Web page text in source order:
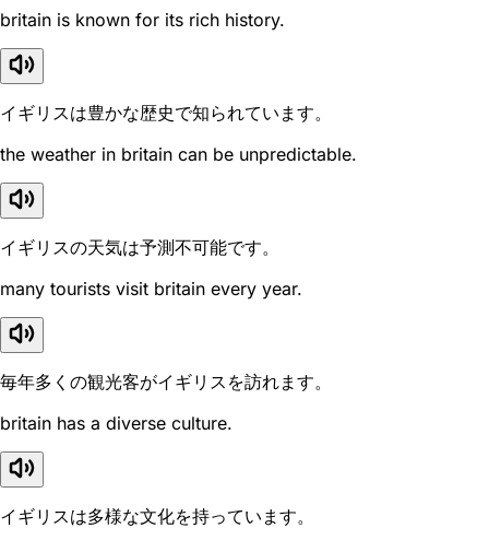
britain is known for its rich history.
イギリスは豊かな歴史で知られています。
the weather in britain can be unpredictable.
イギリスの天気は予測不可能です。
many tourists visit britain every year.
毎年多くの観光客がイギリスを訪れます。
britain has a diverse culture.
イギリスは多様な文化を持っています。